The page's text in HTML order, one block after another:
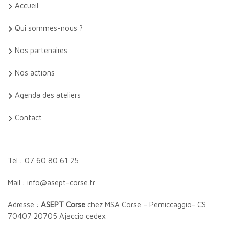
Accueil
Qui sommes-nous ?
Nos partenaires
Nos actions
Agenda des ateliers
Contact
Tel : 07 60 80 61 25
Mail : info@asept-corse.fr
Adresse : ASEPT Corse chez MSA Corse – Perniccaggio- CS
70407 20705 Ajaccio cedex